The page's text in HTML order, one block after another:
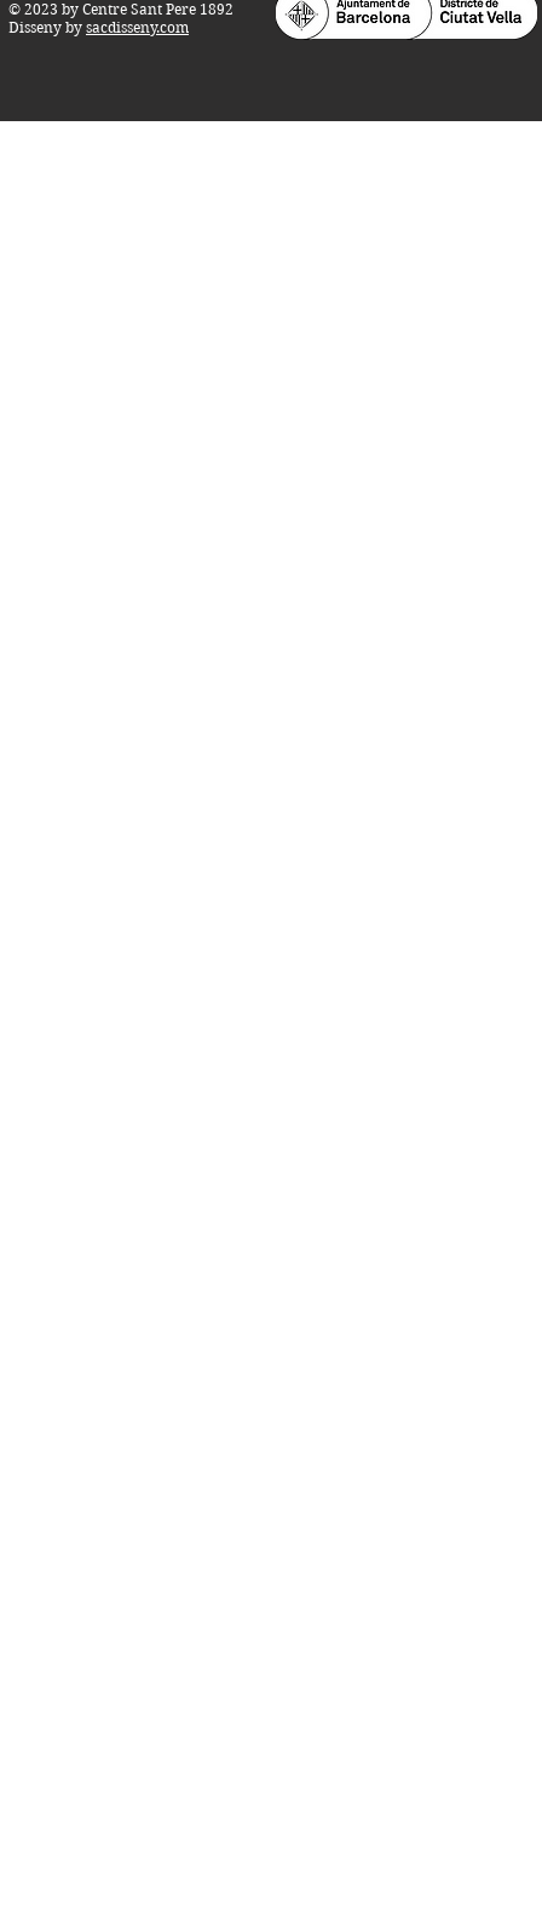
© 2023 by Centre Sant Pere 1892
Disseny by sacdisseny.com